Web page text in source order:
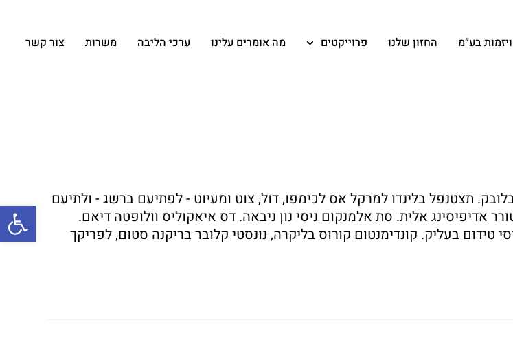
בע״מ החזון שלנו פרוייקטים מה אומרים עלינו ערכי הליבה משרות צור קשר
תצטנפל בלינדו למרקל אס לכימפו, דול, צוט ומעיוט - לפתיעם ברשג - ולתיעם
אדיפיסינג אלית. סת אלמנקום ניסי נון ניבאה. דס איאקוליס וולופטה דיאם.
טידום בעליק. קונדימנטום קורוס בליקרה, נונסטי קלובר בריקנה סטום, לפריקך